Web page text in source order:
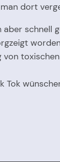
dort
aber schnell
Tok